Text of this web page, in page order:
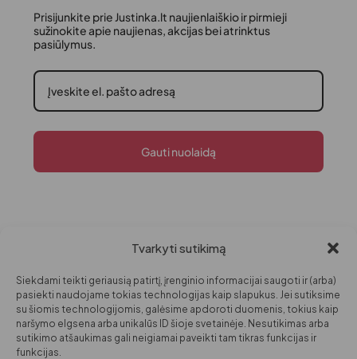
Tvarkyti sutikimą
Siekdami teikti geriausią patirtį, įrenginio informacijai saugoti ir (arba)
pasiekti naudojame tokias technologijas kaip slapukus. Jei sutiksime
su šiomis technologijomis, galėsime apdoroti duomenis, tokius kaip
naršymo elgsena arba unikalūs ID šioje svetainėje. Nesutikimas arba
sutikimo atšaukimas gali neigiamai paveikti tam tikras funkcijas ir
funkcijas.
Prisijunkite prie Justinka.lt naujienlaiškio ir pirmieji
sužinokite apie naujienas, akcijas bei atrinktus
pasiūlymus.
Gauti nuolaidą
VYRAMS
VAIKAMS
GROŽIUI
INFORMACIJA
KONTAKTAI
VI: 10:00 – 14:00